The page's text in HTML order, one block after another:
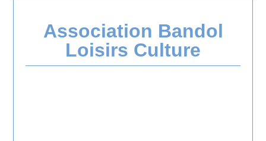
Association Bandol
Loisirs Culture